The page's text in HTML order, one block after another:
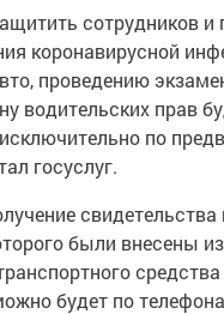
сотрудников и
коронавирусной
проведению
водительских прав
по
госуслуг.
свидетельства
были внесены
средства
будет по